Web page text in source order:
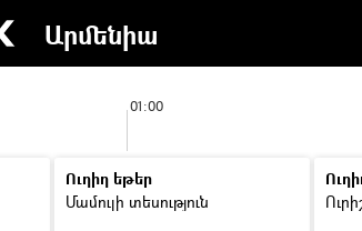
Արմենիա
01:00
Ուղիղ եթեր
Մամուլի տեսություն